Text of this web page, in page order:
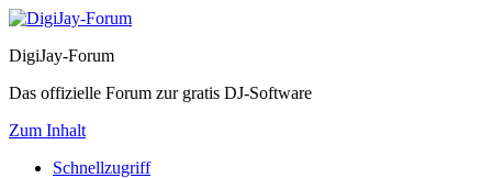
DigiJay-Forum
Das offizielle Forum zur gratis DJ-Software
Zum Inhalt
Schnellzugriff